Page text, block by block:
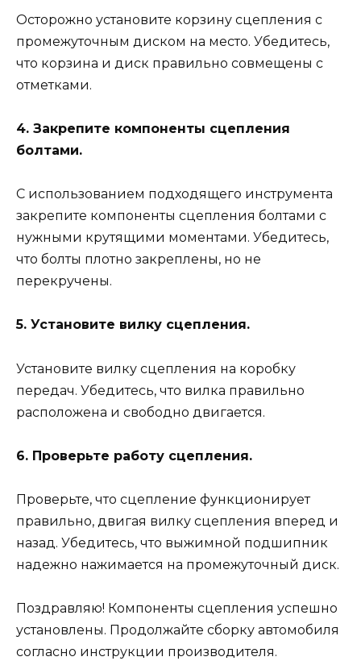
Осторожно установите корзину сцепления с
промежуточным диском на место. Убедитесь,
что корзина и диск правильно совмещены с
отметками.
4. Закрепите компоненты сцепления
болтами.
С использованием подходящего инструмента
закрепите компоненты сцепления болтами с
нужными крутящими моментами. Убедитесь,
что болты плотно закреплены, но не
перекручены.
5. Установите вилку сцепления.
Установите вилку сцепления на коробку
передач. Убедитесь, что вилка правильно
расположена и свободно двигается.
6. Проверьте работу сцепления.
Проверьте, что сцепление функционирует
правильно, двигая вилку сцепления вперед и
назад. Убедитесь, что выжимной подшипник
надежно нажимается на промежуточный диск.
Поздравляю! Компоненты сцепления успешно
установлены. Продолжайте сборку автомобиля
согласно инструкции производителя.